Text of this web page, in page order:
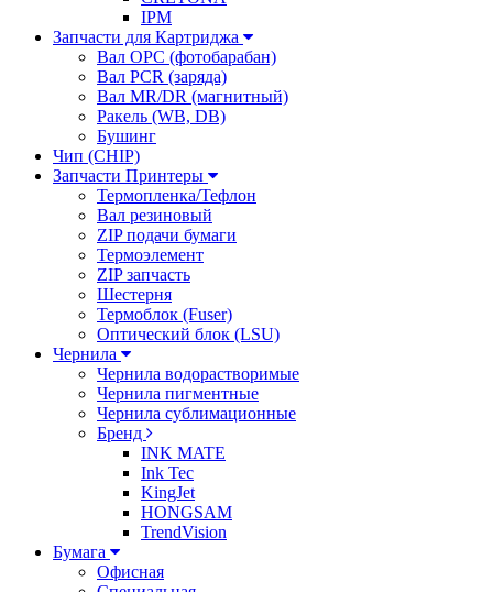
IPM
Запчасти для Картриджа
Вал OPC (фотобарабан)
Вал PCR (заряда)
Вал MR/DR (магнитный)
Ракель (WB, DB)
Бушинг
Чип (CHIP)
Запчасти Принтеры
Термопленка/Тефлон
Вал резиновый
ZIP подачи бумаги
Термоэлемент
ZIP запчасть
Шестерня
Термоблок (Fuser)
Оптический блок (LSU)
Чернила
Чернила водорастворимые
Чернила пигментные
Чернила сублимационные
Бренд
INK MATE
Ink Tec
KingJet
HONGSAM
TrendVision
Бумага
Офисная